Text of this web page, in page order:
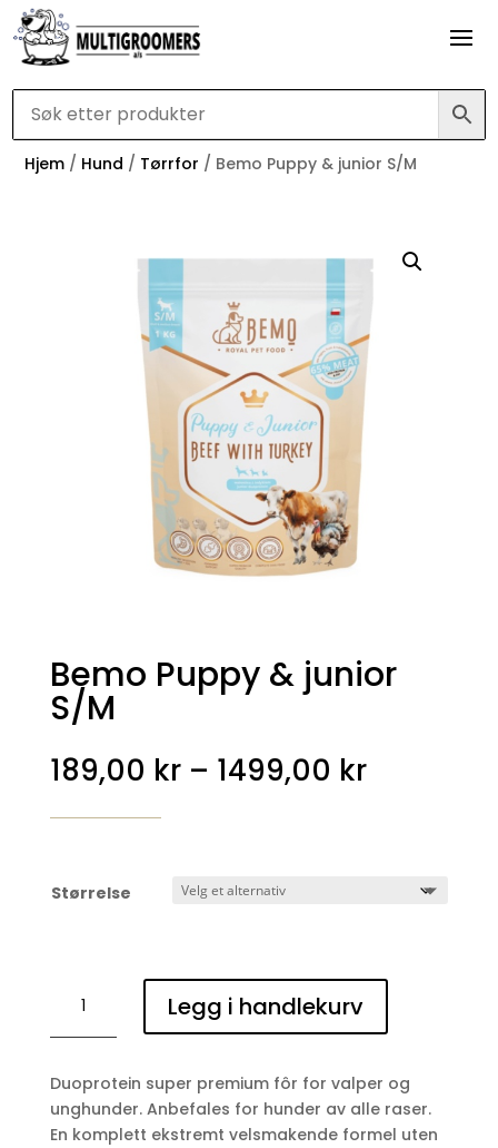
Hjem / Hund / Tørrfor / Bemo Puppy & junior S/M
Bemo Puppy & junior
S/M
189,00 kr – 1499,00 kr
Størrelse
Puppy
&
S/M
antall
Legg i handlekurv
Duoprotein super premium fôr for valper og
unghunder. Anbefales for hunder av alle raser.
En komplett ekstremt velsmakende formel uten